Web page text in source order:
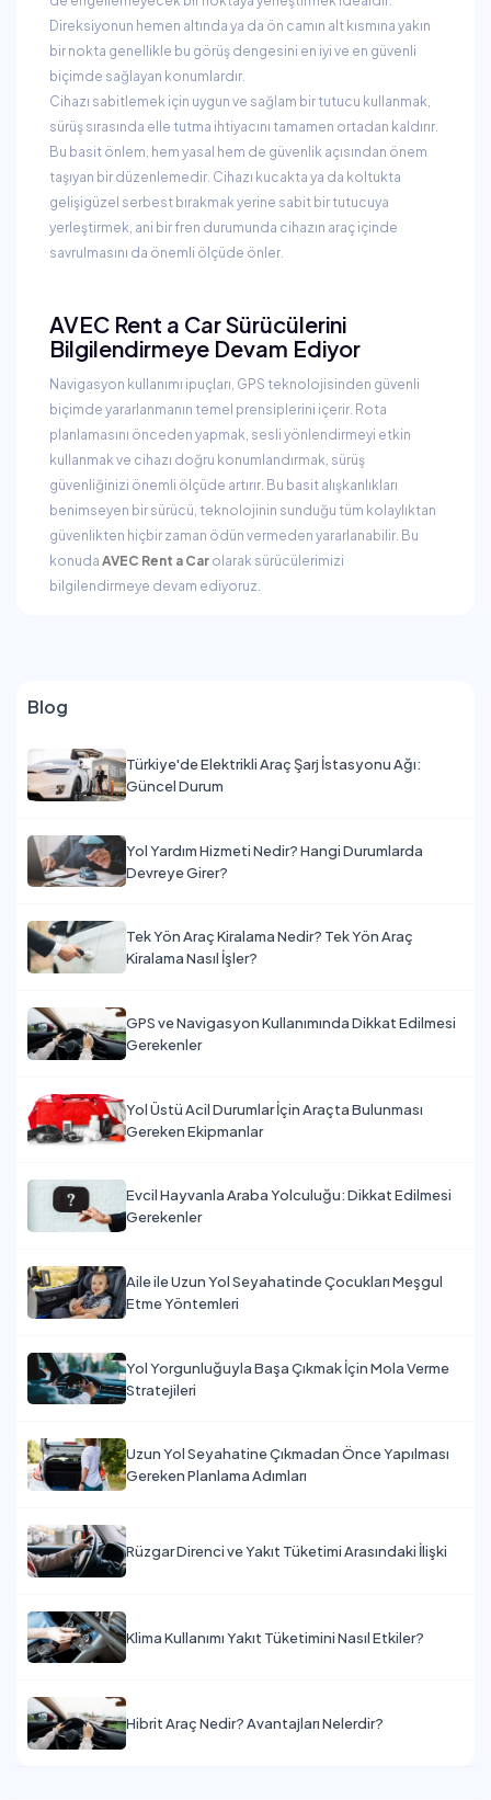
Direksiyonun hemen altında ya da ön camın alt kısmına yakın
bir nokta genellikle bu görüş dengesini en iyi ve en güvenli
biçimde sağlayan konumlardır.
Cihazı sabitlemek için uygun ve sağlam bir tutucu kullanmak,
sürüş sırasında elle tutma ihtiyacını tamamen ortadan kaldırır.
Bu basit önlem, hem yasal hem de güvenlik açısından önem
taşıyan bir düzenlemedir. Cihazı kucakta ya da koltukta
gelişigüzel serbest bırakmak yerine sabit bir tutucuya
yerleştirmek, ani bir fren durumunda cihazın araç içinde
savrulmasını da önemli ölçüde önler.
AVEC Rent a Car Sürücülerini
Bilgilendirmeye Devam Ediyor
Navigasyon kullanımı ipuçları, GPS teknolojisinden güvenli
biçimde yararlanmanın temel prensiplerini içerir. Rota
planlamasını önceden yapmak, sesli yönlendirmeyi etkin
kullanmak ve cihazı doğru konumlandırmak, sürüş
güvenliğinizi önemli ölçüde artırır. Bu basit alışkanlıkları
benimseyen bir sürücü, teknolojinin sunduğu tüm kolaylıktan
güvenlikten hiçbir zaman ödün vermeden yararlanabilir. Bu
konuda AVEC Rent a Car olarak sürücülerimizi
bilgilendirmeye devam ediyoruz.
Blog
Türkiye'de Elektrikli Araç Şarj İstasyonu Ağı:
Güncel Durum
Yol Yardım Hizmeti Nedir? Hangi Durumlarda
Devreye Girer?
Tek Yön Araç Kiralama Nedir? Tek Yön Araç
Kiralama Nasıl İşler?
GPS ve Navigasyon Kullanımında Dikkat Edilmesi
Gerekenler
Yol Üstü Acil Durumlar İçin Araçta Bulunması
Gereken Ekipmanlar
Evcil Hayvanla Araba Yolculuğu: Dikkat Edilmesi
Gerekenler
Aile ile Uzun Yol Seyahatinde Çocukları Meşgul
Etme Yöntemleri
Yol Yorgunluğuyla Başa Çıkmak İçin Mola Verme
Stratejileri
Uzun Yol Seyahatine Çıkmadan Önce Yapılması
Gereken Planlama Adımları
Rüzgar Direnci ve Yakıt Tüketimi Arasındaki İlişki
Klima Kullanımı Yakıt Tüketimini Nasıl Etkiler?
Hibrit Araç Nedir? Avantajları Nelerdir?